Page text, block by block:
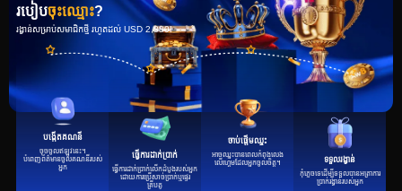
របៀបចុះឈ្មោះ?
រង្វាន់សម្រាប់សមាជិកថ្មី រហូតដល់ USD 2,880!
បង្កើតគណនី
ចុចចូលឥឡូវនេះ។
បំពេញព័ត៌មានចូលគណនីរបស់
អ្នក
ធ្វើការដាក់ប្រាក់
ធ្វើការដាក់ប្រាក់លើកដំបូងរបស់អ្នក
ដោយការប្រើសាច់ប្រាក់ឬផ្ទេរ
គ្រីបតូ
ចាប់ផ្តើមឈ្នះ
អាចឈ្នះបានពេលកំពុងលេង
លើហ្គេមដែលអ្នកចូលចិត្ត។
ទទួលរង្វាន់
កុំភ្លេចទេដើម្បីទទួលបានអត្រាការ
ប្រាក់រង្វាន់របស់អ្នក